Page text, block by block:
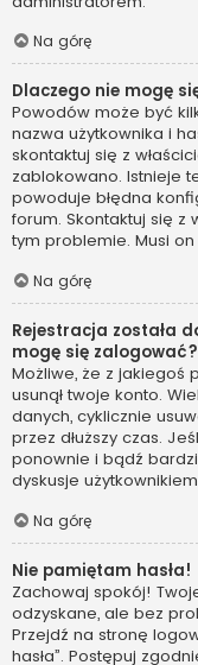
Na górę
Dlaczego nie mogę
Powodów może być
nazwa użytkownika i
skontaktuj się z
zablokowano. Istnieje
powoduje błędna
forum. Skontaktuj się z
tym problemie. Musi
Na górę
Rejestracja została
mogę się
Możliwe, że z jakiegoś
usunął twoje konto.
danych, cyklicznie
przez dłuższy czas.
ponownie i bądź
dyskusje
Na górę
Nie pamiętam hasła!
Zachowaj spokój!
odzyskane, ale bez
Przejdź na stronę
hasła”. Postępuj